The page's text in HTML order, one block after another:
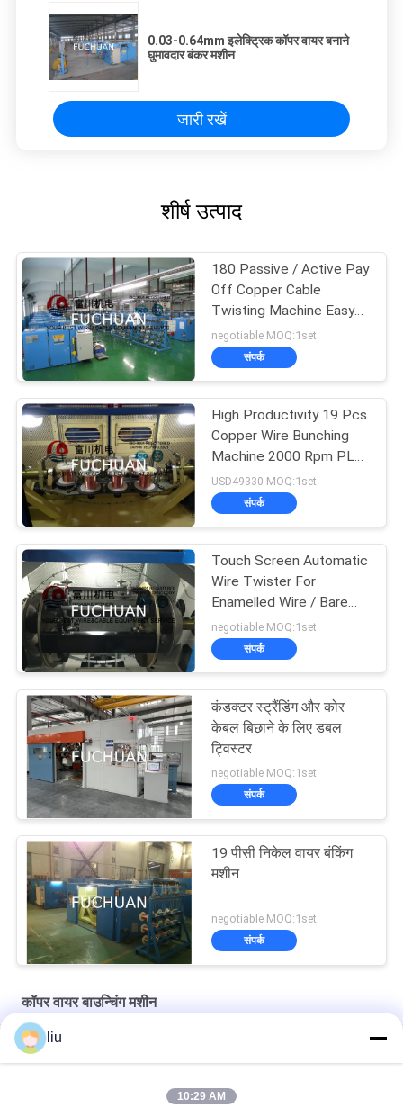
0.03-0.64mm इलेक्ट्रिक कॉपर वायर बनाने
घुमावदार बंकर मशीन
जारी रखें
शीर्ष उत्पाद
180 Passive / Active Pay
Off Copper Cable
Twisting Machine Easy
Operation
negotiable MOQ:1set
संपर्क
High Productivity 19 Pcs
Copper Wire Bunching
Machine 2000 Rpm PLC
Controller
USD49330 MOQ:1set
संपर्क
Touch Screen Automatic
Wire Twister For
Enamelled Wire / Bare
Copper Wires
negotiable MOQ:1set
संपर्क
कंडक्टर स्ट्रैंडिंग और कोर
केबल बिछाने के लिए डबल
ट्विस्टर
negotiable MOQ:1set
संपर्क
19 पीसी निकेल वायर बंकिंग
मशीन
negotiable MOQ:1set
संपर्क
कॉपर वायर बाउन्चिंग मशीन
कॉपर वायर बंचिंग मशीन स्वचालित मॉडल FC 250B अल्ट्रा फाइन कंडक्टरों के हाई
स्पीड स्ट्रैंडिंग के लिए
liu
10:29 AM